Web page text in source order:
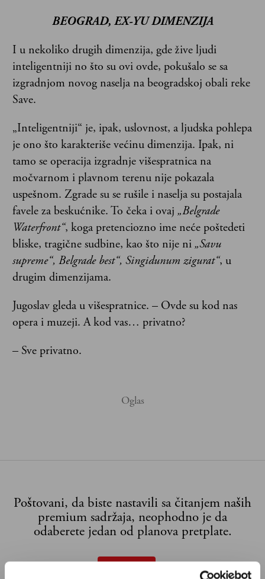
BEOGRAD, EX-YU DIMENZIJA
I u nekoliko drugih dimenzija, gde žive ljudi
inteligentniji no što su ovi ovde, pokušalo se sa
izgradnjom novog naselja na beogradskoj obali reke
Save.
„Inteligentniji“ je, ipak, uslovnost, a ljudska pohlepa
je ono što karakteriše većinu dimenzija. Ipak, ni
tamo se operacija izgradnje višespratnica na
močvarnom i plavnom terenu nije pokazala
uspešnom. Zgrade su se rušile i naselja su postajala
favele za beskućnike. To čeka i ovaj „Belgrade
Waterfront“, koga pretenciozno ime neće poštedeti
bliske, tragične sudbine, kao što nije ni „Savu
supreme“, Belgrade best“, Singidunum zigurat“, u
drugim dimenzijama.
Jugoslav gleda u višespratnice. – Ovde su kod nas
opera i muzeji. A kod vas… privatno?
– Sve privatno.
Poštovani, da biste nastavili sa čitanjem naših
premium sadržaja, neophodno je da
odaberete jedan od planova pretplate.